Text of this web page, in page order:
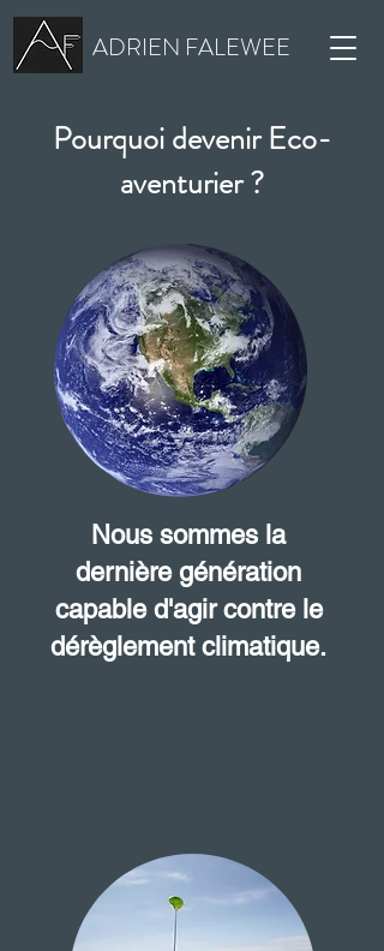
ADRIEN FALEWEE
Pourquoi devenir Eco-
aventurier ?
Nous sommes la
dernière génération
capable d'agir contre le
dérèglement climatique.